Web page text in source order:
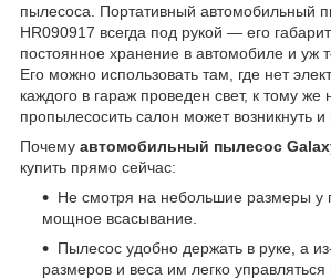
пылесоса. Портативный автомобильный
HR090917 всегда под рукой — его
постоянное хранение в автомобиле и уж
Его можно использовать там, где нет
каждого в гараж проведен свет, к тому же
пропылесосить салон может возникнуть и
Почему автомобильный пылесос
купить прямо сейчас:
Не смотря на небольшие размеры у
мощное всасывание.
Пылесос удобно держать в руке, а
размеров и веса им легко управляться